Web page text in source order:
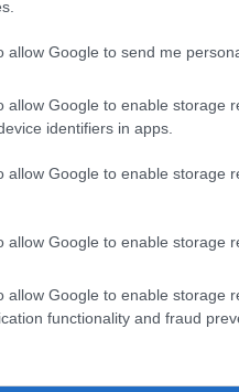
allow Google to send me
allow Google to enable storage
identifiers in apps.
allow Google to enable storage
allow Google to enable storage
allow Google to enable storage
functionality and fraud